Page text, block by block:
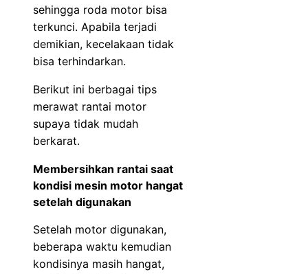
sehingga roda motor bisa
terkunci. Apabila terjadi
demikian, kecelakaan tidak
bisa terhindarkan.
Berikut ini berbagai tips
merawat rantai motor
supaya tidak mudah
berkarat.
Membersihkan rantai saat
kondisi mesin motor hangat
setelah digunakan
Setelah motor digunakan,
beberapa waktu kemudian
kondisinya masih hangat,